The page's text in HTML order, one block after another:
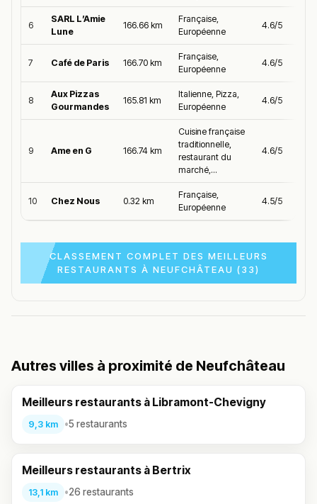
6
SARL L’Amie
Lune
166.66 km
Française,
Européenne
4.6/5
7 Café de Paris 166.70 km
Française,
Européenne
4.6/5
8
Aux Pizzas
Gourmandes
165.81 km
Italienne, Pizza,
Européenne
4.6/5
9 Ame en G 166.74 km
Cuisine française
traditionnelle,
restaurant du
marché,...
4.6/5
10 Chez Nous 0.32 km
Française,
Européenne
4.5/5
CLASSEMENT COMPLET DES MEILLEURS
RESTAURANTS À NEUFCHÂTEAU (33)
Autres villes à proximité de Neufchâteau
Meilleurs restaurants à Libramont-Chevigny
9,3 km •5 restaurants
Meilleurs restaurants à Bertrix
13,1 km •26 restaurants